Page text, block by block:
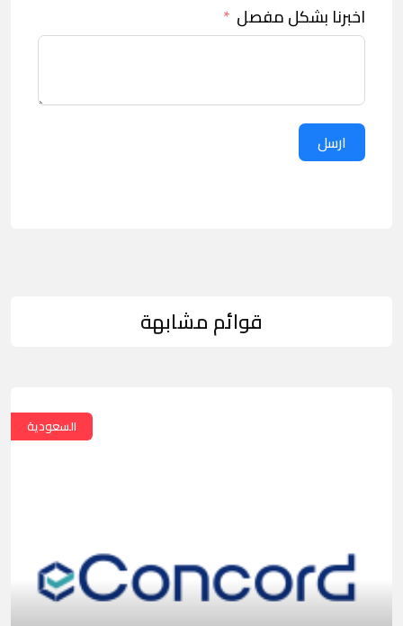
اخبرنا بشكل مفصل
ارسل
قوائم مشابهة
السعودية